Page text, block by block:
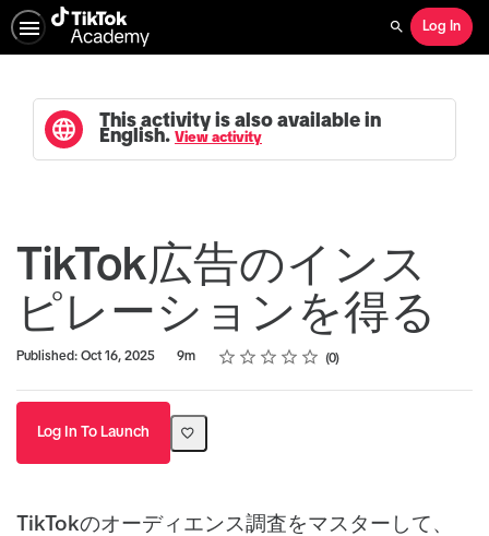
Search
Log In
This activity is also available in
English. View activity
TikTok広告のインス
ピレーションを得る
Published: Oct 16, 2025
Duration 9m Rating
1 star
2 stars
3 stars
4 stars
5 stars
Average rating: 0 0
No reviews
Log In To Launch
TikTokのオーディエンス調査をマスターして、